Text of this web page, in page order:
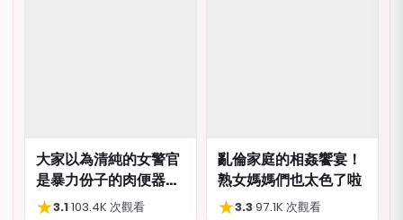
大家以為清純的女警官
是暴力份子的肉便器，
肛交多P都可以
★3.1·103.4K 次觀看
亂倫家庭的相姦饗宴！
熟女媽媽們也太色了啦
★3.3·97.1K 次觀看